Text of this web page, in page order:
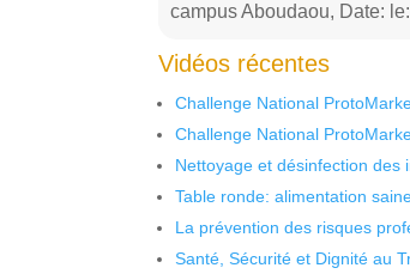
campus Aboudaou, Date:
Vidéos récentes
Challenge National
Challenge National
Nettoyage et désinfection des
Table ronde: alimentation
La prévention des risques
Santé, Sécurité et Dignité au